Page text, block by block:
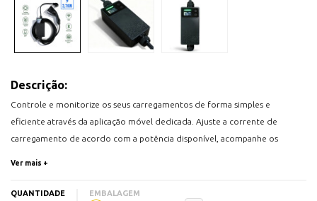
Descrição:
Controle e monitorize os seus carregamentos de forma simples e
eficiente através da aplicação móvel dedicada. Ajuste a corrente de
carregamento de acordo com a potência disponível, acompanhe os
Principais funcionalidades:
Ver mais +
QUANTIDADE EMBALAGEM